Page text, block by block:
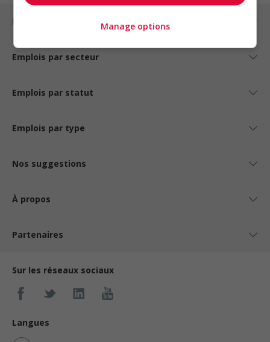
Emplois par ville
Emplois par secteur
Emplois par statut
Emplois par type
Nos suggestions
À propos
Partenaires
Sur les réseaux sociaux
Langues
Manage options